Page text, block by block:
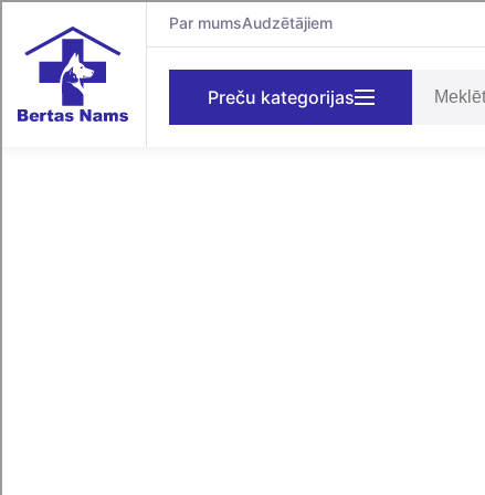
Par mumsAudzētājiem
Preču kategorijas